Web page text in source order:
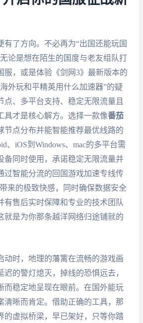
有了方向。不必再为“出国还能玩国
论是想在陌生的国度与老友组队打
服，或是体验《剑网3》最新版本的
外玩和平精英用什么加速器”的疑
点、多平台支持、稳定无限流量且
具才是核心解方。选择一款像番茄
节点分布并能智能推荐最优线路的
、iOS到Windows、mac的多平台需
备同时使用，承诺稳定无限流量并
过智能分流的回国游戏加速专线传
来的极致快感，同时确保数据安全
有售后实时保障和专业的技术团队
是为你那条越洋网络归途铺就的
动时，地理的藩篱在流畅的游戏画
迟的警灯熄灭，掉线的恐惧远去，
而稳定地呈现在眼前。在国外能玩
清晰而肯定。借助正确的工具，那
的虚拟桥梁，早已架好，只等你踏